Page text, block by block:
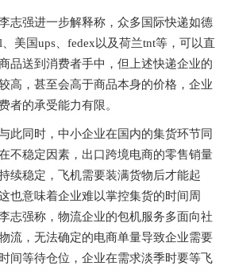
志强进一步解释称，众多国际快递如德
、美国ups、fedex以及荷兰tnt等，可以直
品送到消费者手中，但上述快递企业的
高，甚至会高于商品本身的价格，企业
者的承受能力有限。
此同时，中小企业在国内的集货环节同
不稳定因素，出口跨境电商的零售销量
续稳定，飞机需要装满货物后才能起
也意味着企业难以掌控集货的时间周
志强称，物流企业的包机服务多面向社
流，无法确定的电商单量导致企业需要
间等待仓位，企业在需求淡季时要等飞